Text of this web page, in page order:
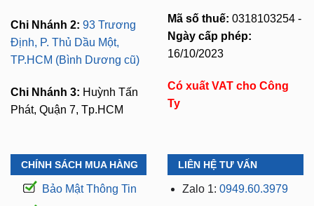
Chi Nhánh 2: 93 Trương
Định, P. Thủ Dầu Một,
TP.HCM (Bình Dương cũ)
Chi Nhánh 3: Huỳnh Tấn
Phát, Quận 7, Tp.HCM
Mã số thuế: 0318103254 -
Ngày cấp phép:
16/10/2023
Có xuất VAT cho Công
Ty
CHÍNH SÁCH MUA HÀNG
Bảo Mật Thông Tin
LIÊN HỆ TƯ VẤN
Zalo 1: 0949.60.3979